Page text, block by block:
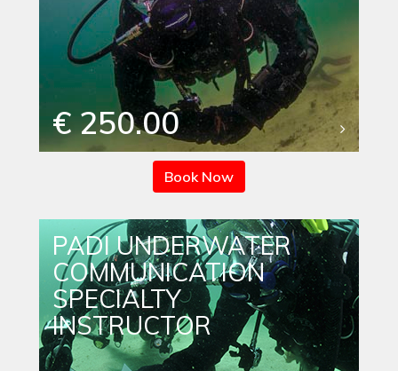
€ 250.00
Book Now
PADI UNDERWATER
COMMUNICATION
SPECIALTY
INSTRUCTOR